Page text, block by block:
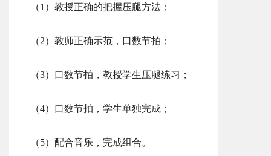
（1）教授正确的把握压腿方法；
（2）教师正确示范，口数节拍；
（3）口数节拍，教授学生压腿练习；
（4）口数节拍，学生单独完成；
（5）配合音乐，完成组合。